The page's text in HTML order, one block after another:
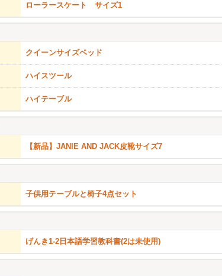
ローラースケート サイズ1
クイーンサイズベッド
ハイスツール
ハイテーブル
【新品】JANIE AND JACK皮靴サイズ7
子供用テーブルと椅子4点セット
げんき1-2日本語学習教科書(2は未使用)